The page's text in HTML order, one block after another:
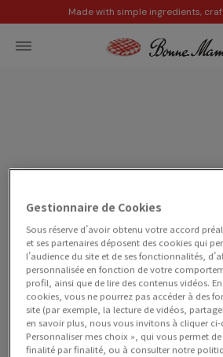
Made with simple ingredients,
Our
フランスの日常ーシンプルで
Bonne Mamanを使った、朝食、ブ
ドリンクのレシピをお届
Gestionnaire de Cookies
Sous réserve d’avoir obtenu votre accord
et ses partenaires déposent des cookies qui
l’audience du site et de ses fonctionnalités,
personnalisée en fonction de votre
profil, ainsi que de lire des contenus vidéos.
cookies, vous ne pourrez pas accéder à des
site (par exemple, la lecture de vidéos,
en savoir plus, nous vous invitons à cliquer ci-
Personnaliser mes choix », qui vous permet
finalité par finalité, ou à consulter notre